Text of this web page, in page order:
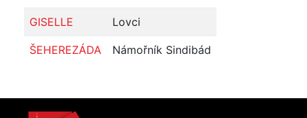
GISELLE Lovci
ŠEHEREZÁDA Námořník Sindibád